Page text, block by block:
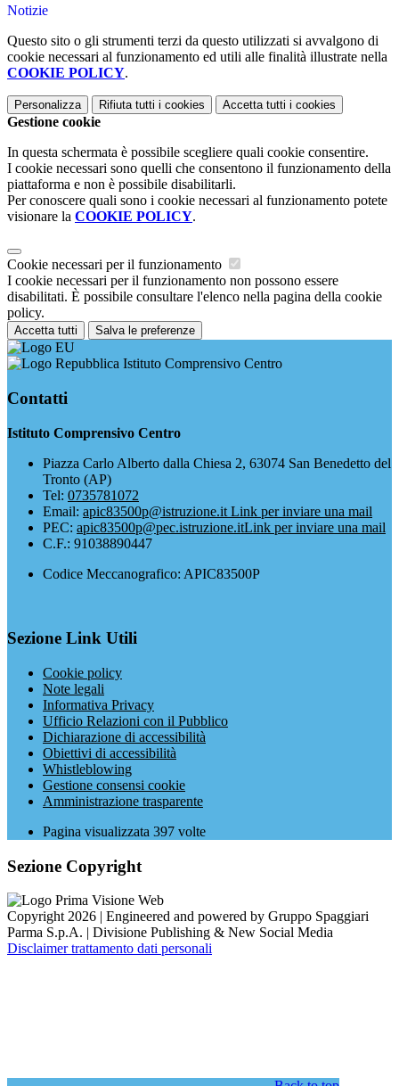
Notizie
Questo sito o gli strumenti terzi da questo utilizzati si avvalgono di
cookie necessari al funzionamento ed utili alle finalità illustrate nella
COOKIE POLICY.
Personalizza Rifiuta tutti i cookies Accetta tutti i cookies
Gestione cookie
In questa schermata è possibile scegliere quali cookie consentire.
I cookie necessari sono quelli che consentono il funzionamento della
piattaforma e non è possibile disabilitarli.
Per conoscere quali sono i cookie necessari al funzionamento potete
visionare la COOKIE POLICY.
Cookie necessari per il funzionamento
I cookie necessari per il funzionamento non possono essere
disabilitati. È possibile consultare l'elenco nella pagina della cookie
policy.
Accetta tutti Salva le preferenze
Istituto Comprensivo Centro
Contatti
Istituto Comprensivo Centro
Piazza Carlo Alberto dalla Chiesa 2, 63074 San Benedetto del
Tronto (AP)
Tel: 0735781072
Email: apic83500p@istruzione.it Link per inviare una mail
PEC: apic83500p@pec.istruzione.itLink per inviare una mail
C.F.: 91038890447
Codice Meccanografico: APIC83500P
Sezione Link Utili
Cookie policy
Note legali
Informativa Privacy
Ufficio Relazioni con il Pubblico
Dichiarazione di accessibilità
Obiettivi di accessibilità
Whistleblowing
Gestione consensi cookie
Amministrazione trasparente
Pagina visualizzata 397 volte
Sezione Copyright
Copyright 2026 | Engineered and powered by Gruppo Spaggiari
Parma S.p.A. | Divisione Publishing & New Social Media
Disclaimer trattamento dati personali